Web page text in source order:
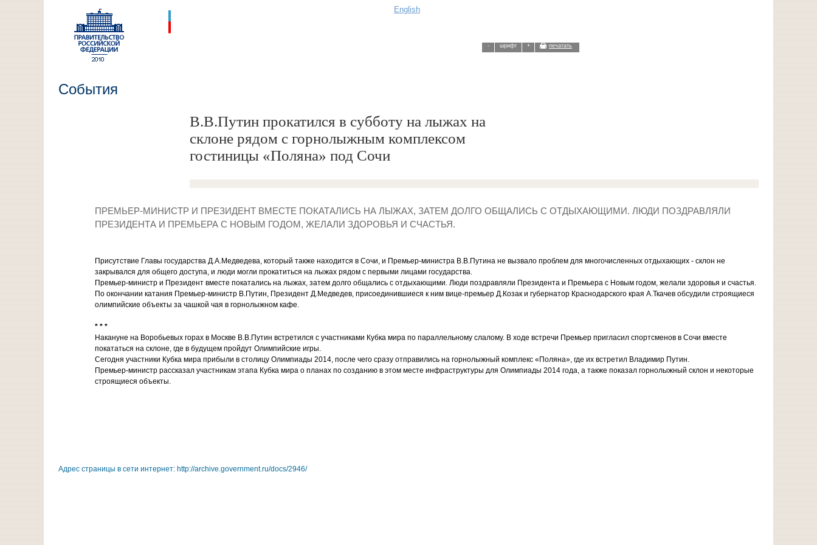
English
- шрифт + печатать
События
В.В.Путин прокатился в субботу на лыжах на
склоне рядом с горнолыжным комплексом
гостиницы «Поляна» под Сочи
ПРЕМЬЕР-МИНИСТР И ПРЕЗИДЕНТ ВМЕСТЕ ПОКАТАЛИСЬ НА ЛЫЖАХ, ЗАТЕМ ДОЛГО ОБЩАЛИСЬ С ОТДЫХАЮЩИМИ. ЛЮДИ ПОЗДРАВЛЯЛИ
ПРЕЗИДЕНТА И ПРЕМЬЕРА С НОВЫМ ГОДОМ, ЖЕЛАЛИ ЗДОРОВЬЯ И СЧАСТЬЯ.
Присутствие Главы государства Д.А.Медведева, который также находится в Сочи, и Премьер-министра В.В.Путина не вызвало проблем для многочисленных отдыхающих - склон не
закрывался для общего доступа, и люди могли прокатиться на лыжах рядом с первыми лицами государства.
Премьер-министр и Президент вместе покатались на лыжах, затем долго общались с отдыхающими. Люди поздравляли Президента и Премьера с Новым годом, желали здоровья и счастья.
По окончании катания Премьер-министр В.Путин, Президент Д.Медведев, присоединившиеся к ним вице-премьер Д.Козак и губернатор Краснодарского края А.Ткачев обсудили строящиеся
олимпийские объекты за чашкой чая в горнолыжном кафе.
* * *
Накануне на Воробьевых горах в Москве В.В.Путин встретился с участниками Кубка мира по параллельному слалому. В ходе встречи Премьер пригласил спортсменов в Сочи вместе
покататься на склоне, где в будущем пройдут Олимпийские игры.
Сегодня участники Кубка мира прибыли в столицу Олимпиады 2014, после чего сразу отправились на горнолыжный комплекс «Поляна», где их встретил Владимир Путин.
Премьер-министр рассказал участникам этапа Кубка мира о планах по созданию в этом месте инфраструктуры для Олимпиады 2014 года, а также показал горнолыжный склон и некоторые
строящиеся объекты.
Адрес страницы в сети интернет: http://archive.government.ru/docs/2946/